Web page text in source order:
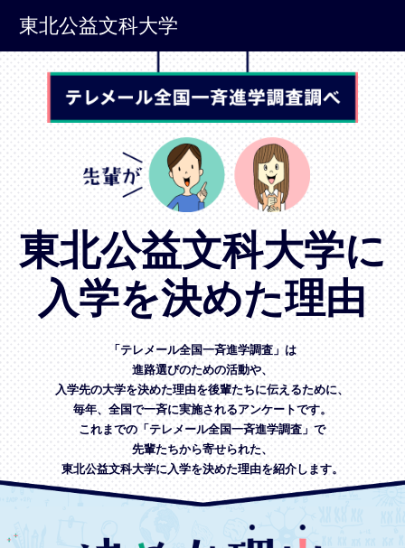
東北公益文科大学
東北公益文科大学に
入学を決めた理由
「テレメール全国一斉進学調査」は
進路選びのための活動や、
入学先の大学を決めた理由を後輩たちに伝えるために、
毎年、全国で一斉に実施されるアンケートです。
これまでの「テレメール全国一斉進学調査」で
先輩たちから寄せられた、
東北公益文科大学に入学を決めた理由を紹介します。